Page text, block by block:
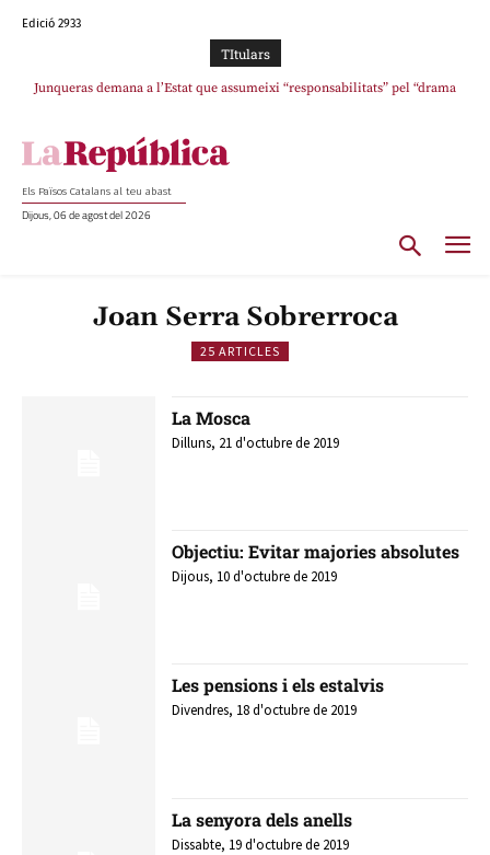
Edició 2933
TItulars
Junqueras demana a l’Estat que assumeixi “responsabilitats” pel “drama
Els Països Catalans al teu abast
Dijous, 06 de agost del 2026
Joan Serra Sobrerroca
25 ARTICLES
La Mosca
Dilluns, 21 d'octubre de 2019
Objectiu: Evitar majories absolutes
Dijous, 10 d'octubre de 2019
Les pensions i els estalvis
Divendres, 18 d'octubre de 2019
La senyora dels anells
Dissabte, 19 d'octubre de 2019